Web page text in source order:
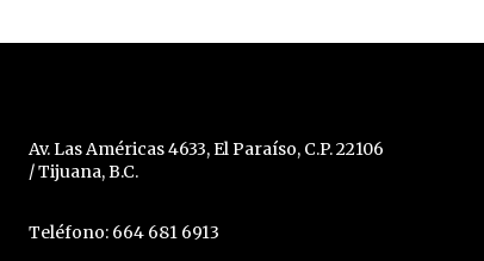
Av. Las Américas 4633, El Paraíso, C.P. 22106
/ Tijuana, B.C.
Teléfono: 664 681 6913